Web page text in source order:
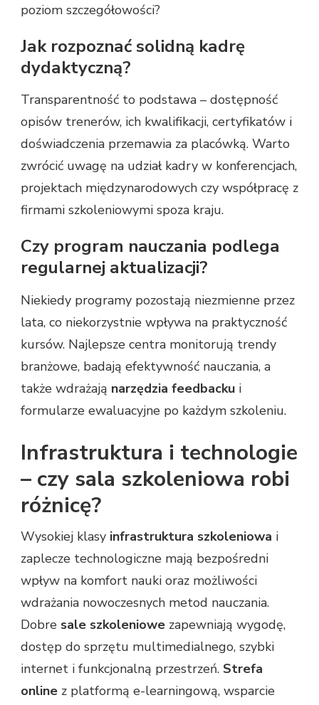
poziom szczegółowości?
Jak rozpoznać solidną kadrę
dydaktyczną?
Transparentność to podstawa – dostępność
opisów trenerów, ich kwalifikacji, certyfikatów i
doświadczenia przemawia za placówką. Warto
zwrócić uwagę na udział kadry w konferencjach,
projektach międzynarodowych czy współpracę z
firmami szkoleniowymi spoza kraju.
Czy program nauczania podlega
regularnej aktualizacji?
Niekiedy programy pozostają niezmienne przez
lata, co niekorzystnie wpływa na praktyczność
kursów. Najlepsze centra monitorują trendy
branżowe, badają efektywność nauczania, a
także wdrażają narzędzia feedbacku i
formularze ewaluacyjne po każdym szkoleniu.
Infrastruktura i technologie
– czy sala szkoleniowa robi
różnicę?
Wysokiej klasy infrastruktura szkoleniowa i
zaplecze technologiczne mają bezpośredni
wpływ na komfort nauki oraz możliwości
wdrażania nowoczesnych metod nauczania.
Dobre sale szkoleniowe zapewniają wygodę,
dostęp do sprzętu multimedialnego, szybki
internet i funkcjonalną przestrzeń. Strefa
online z platformą e-learningową, wsparcie